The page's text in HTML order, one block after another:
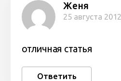
Женя
25 августа
отличная статья
Ответить